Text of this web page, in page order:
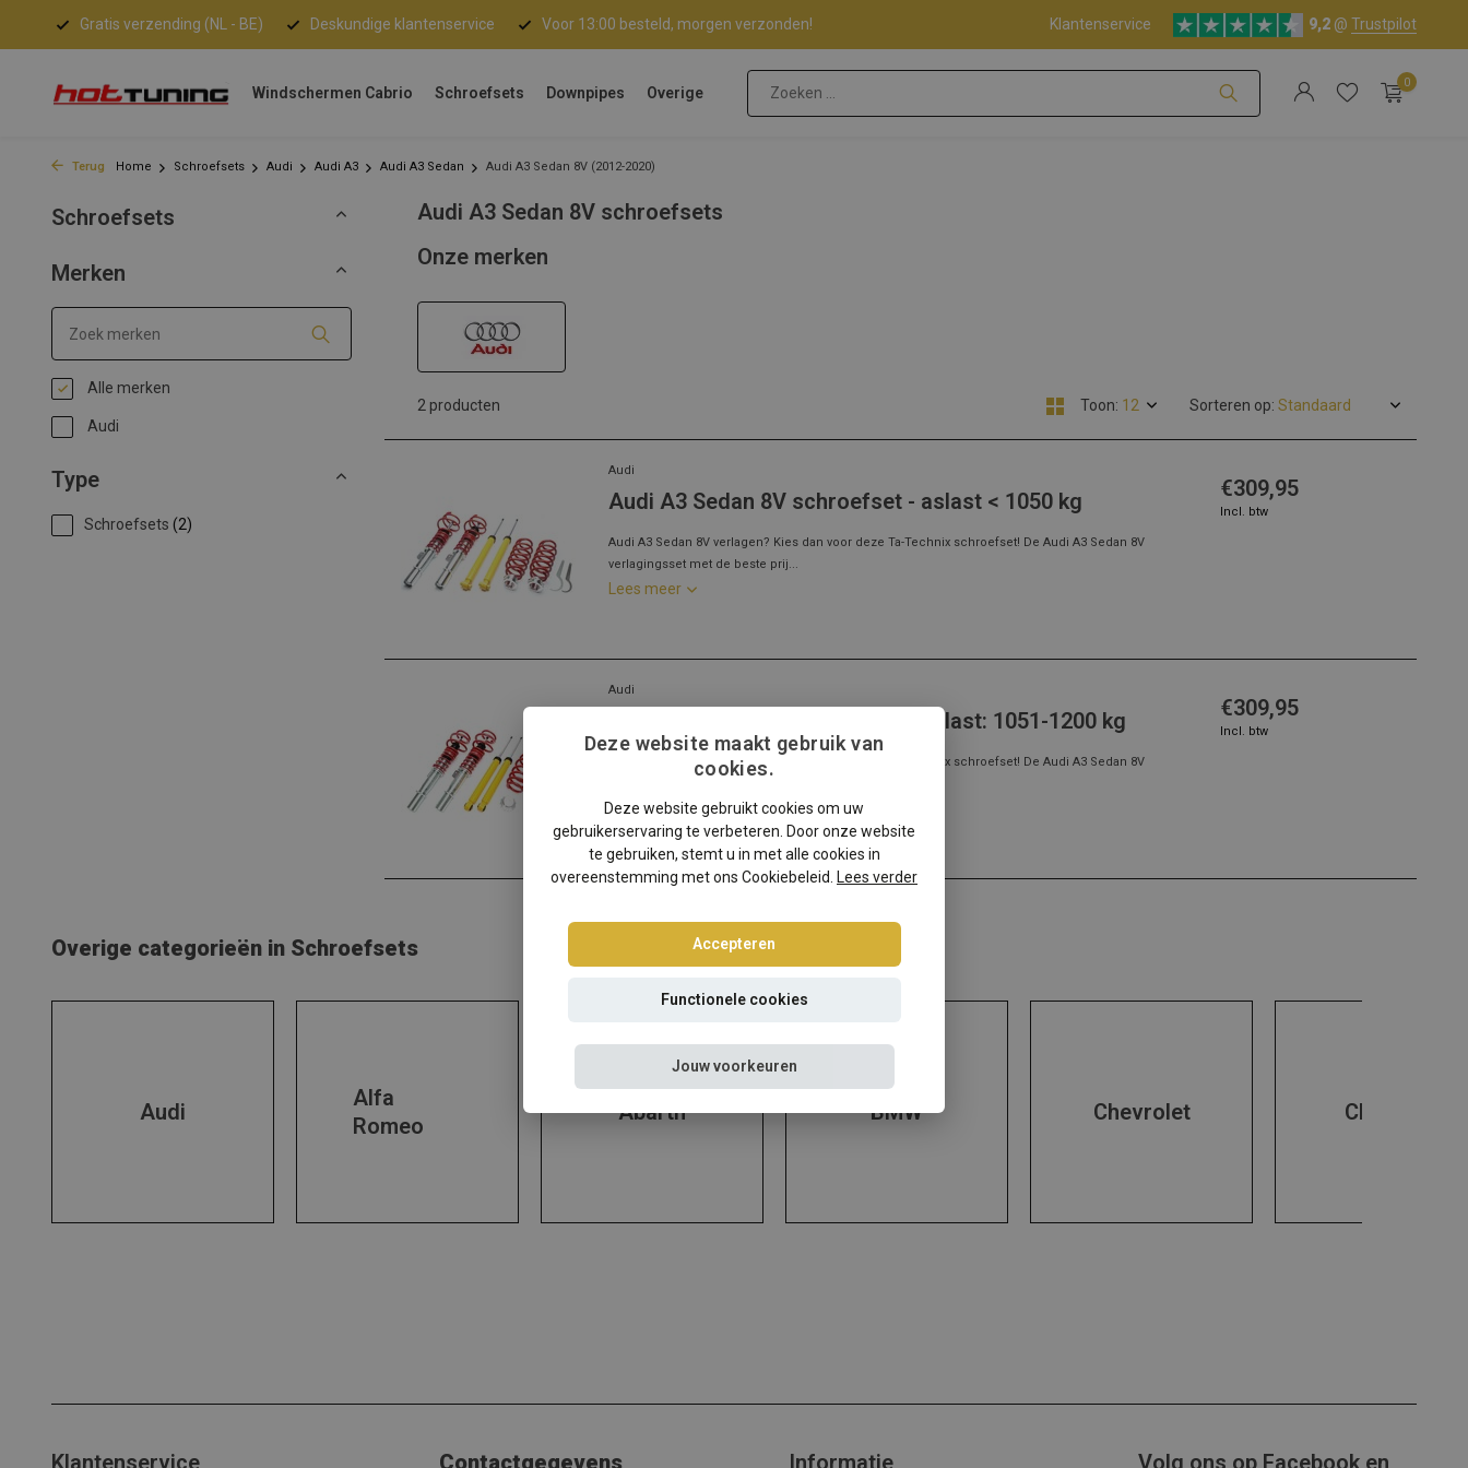
Gratis verzending (NL - BE) Deskundige klantenservice Voor 13:00 besteld, morgen verzonden! Klantenservice 9,2 @ Trustpilot
Windschermen Cabrio Schroefsets Downpipes Overige
0
Terug Home Schroefsets Audi Audi A3 Audi A3 Sedan Audi A3 Sedan 8V (2012-2020)
Schroefsets
Merken
Alle merken
Audi
Type
Schroefsets (2)
Audi A3 Sedan 8V schroefsets
Onze merken
2 producten Toon: Sorteren op:
Audi
Audi A3 Sedan 8V schroefset - aslast < 1050 kg
Audi A3 Sedan 8V verlagen? Kies dan voor deze Ta-Technix schroefset! De Audi A3 Sedan 8V
verlagingsset met de beste prij...
Lees meer
€309,95
Incl. btw
Audi
Audi A3 Sedan 8V schroefset - aslast: 1051-1200 kg
Audi A3 Sedan 8V verlagen? Kies dan voor deze Ta-Technix schroefset! De Audi A3 Sedan 8V
Lees meer
€309,95
Incl. btw
Overige categorieën in Schroefsets
Audi
Alfa
Romeo
Abarth BMW Chevrolet Chrysler
Klantenservice Contactgegevens Informatie Volg ons op Facebook en
Deze website maakt gebruik van
cookies.
Deze website gebruikt cookies om uw
gebruikerservaring te verbeteren. Door onze website
te gebruiken, stemt u in met alle cookies in
overeenstemming met ons Cookiebeleid.
Lees verder
Accepteren
Functionele cookies
Jouw voorkeuren